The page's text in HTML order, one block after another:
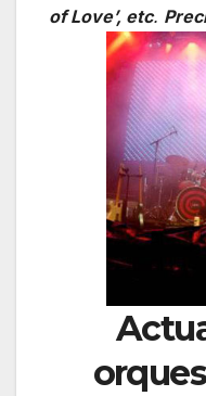
of Love’, etc.